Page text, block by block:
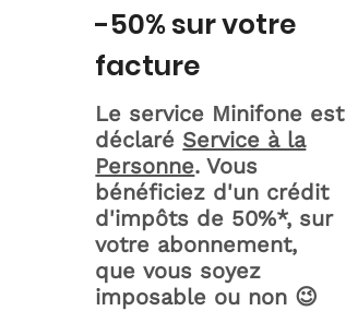
-50% sur votre
facture
Le service Minifone est
déclaré Service à la
Personne. Vous
bénéficiez d'un crédit
d'impôts de 50%*, sur
votre abonnement,
que vous soyez
imposable ou non 😉